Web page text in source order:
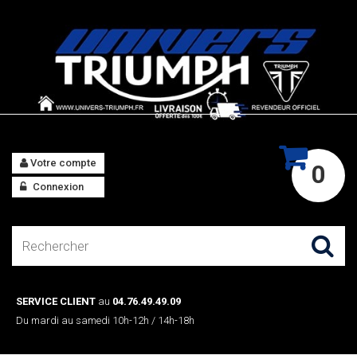
0
Votre compte
Connexion
SERVICE CLIENT au 04.76.49.49.09
Du mardi au samedi 10h-12h / 14h-18h